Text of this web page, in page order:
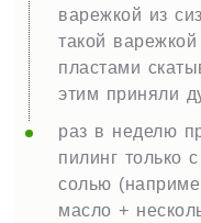
варежкой из
такой
пластами
этим приняли
раз в неделю
пилинг только
солью
масло +